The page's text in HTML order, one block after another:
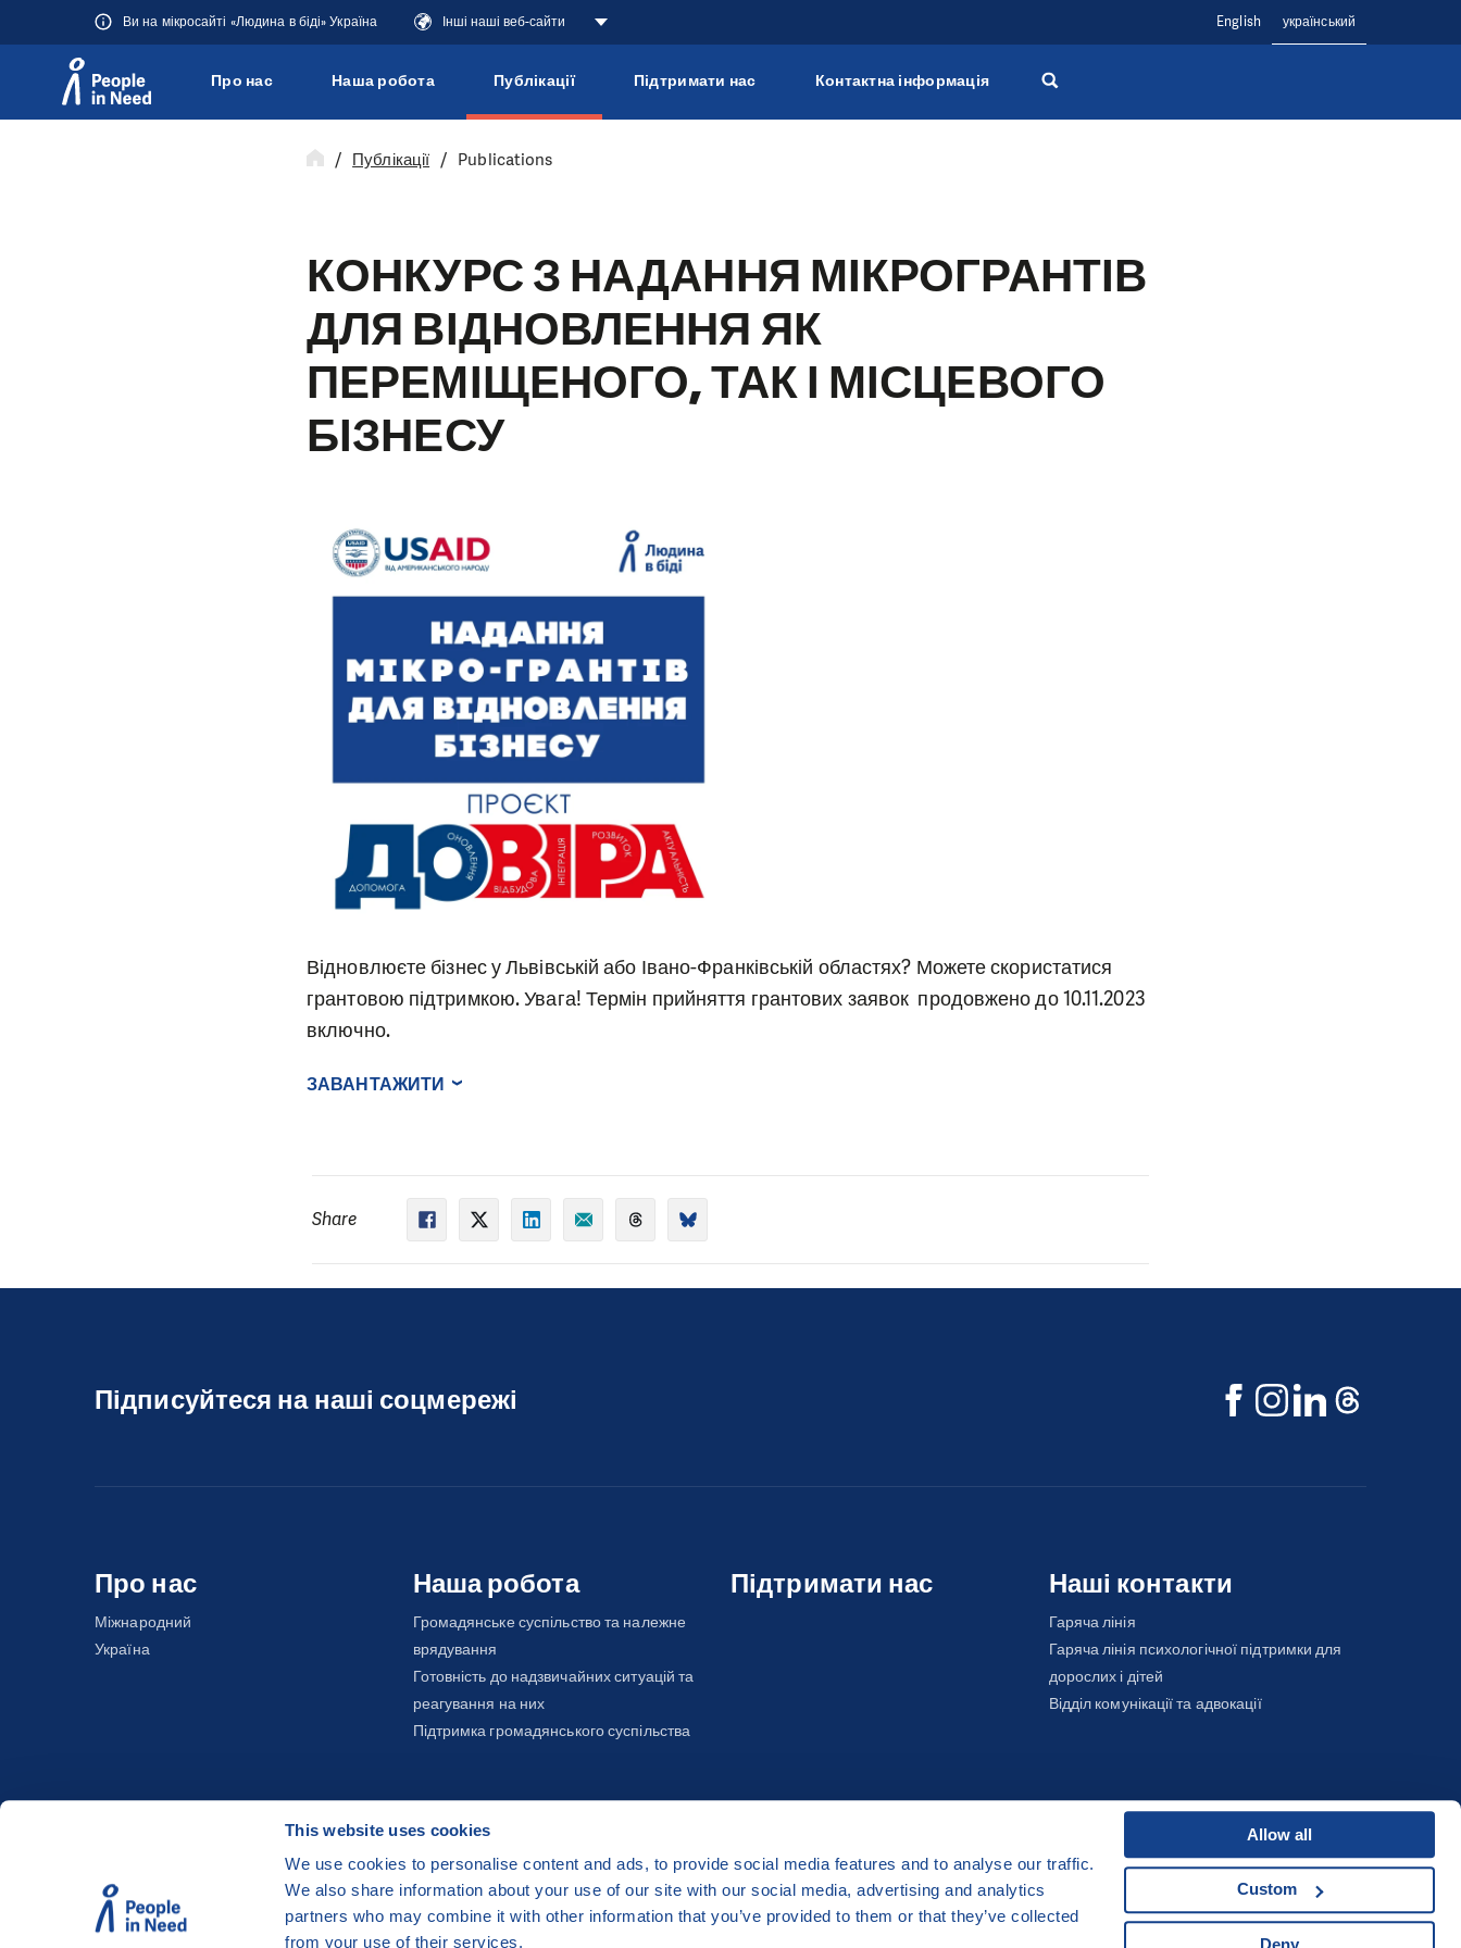
This website uses cookies
We use cookies to personalise content and ads, to provide social media features and to analyse our traffic.
We also share information about your use of our site with our social media, advertising and analytics
partners who may combine it with other information that you’ve provided to them or that they’ve collected
from your use of their services.
Allow all
Custom
Deny
Ви на мікросайті «Людина в біді» Україна Інші наші веб-сайти English український
Про нас Наша робота Публікації Підтримати нас Контактна інформація
Публікації Publications
КОНКУРС З НАДАННЯ МІКРОГРАНТІВ
ДЛЯ ВІДНОВЛЕННЯ ЯК
ПЕРЕМІЩЕНОГО, ТАК І МІСЦЕВОГО
БІЗНЕСУ
Відновлюєте бізнес у Львівській або Івано-Франківській областях? Можете скористатися
грантовою підтримкою. Увага! Термін прийняття грантових заявок продовжено до 10.11.2023
включно.
ЗАВАНТАЖИТИ
Share
Підписуйтеся на наші соцмережі
Про нас
Міжнародний
Україна
Наша робота
Громадянське суспільство та належне
врядування
Готовність до надзвичайних ситуацій та
реагування на них
Підтримка громадянського суспільства
Підтримати нас Наші контакти
Гаряча лінія
Гаряча лінія психологічної підтримки для
дорослих і дітей
Відділ комунікації та адвокації
©People in Need
, Šafaříkova 635/24, 120 00 Praha 2 Czech Republic
The website is generously hosted free of charge by CZECHIA.COM.
Developed by
UI & UX
Michal KruškaaMichal Brtníček